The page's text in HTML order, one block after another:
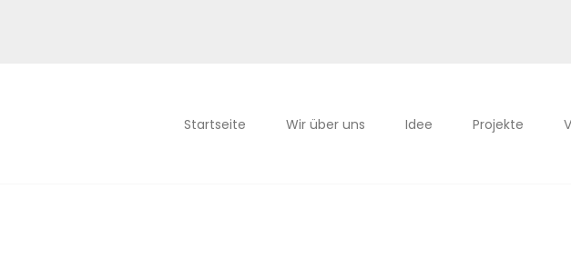
Startseite Wir über uns Idee Projekte